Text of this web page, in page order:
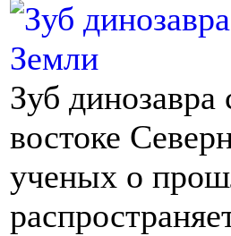
Зуб
востоке
ученых о